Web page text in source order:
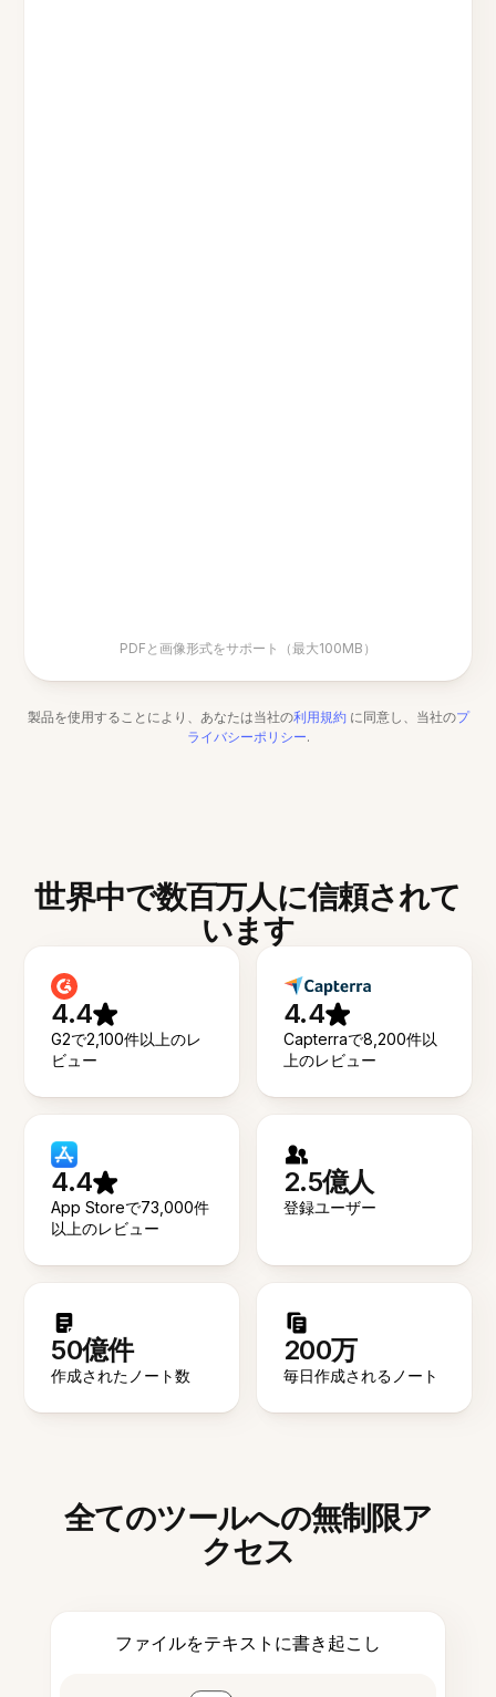
PDFと画像形式をサポート（最大100MB）
製品を使用することにより、あなたは当社の利用規約 に同意し、当社のプ
ライバシーポリシー.
世界中で数百万人に信頼されて
います
4.4
G2で2,100件以上のレ
ビュー
4.4
Capterraで8,200件以
上のレビュー
4.4
App Storeで73,000件
以上のレビュー
2.5億人
登録ユーザー
50億件
作成されたノート数
200万
毎日作成されるノート
全てのツールへの無制限ア
クセス
ファイルをテキストに書き起こし